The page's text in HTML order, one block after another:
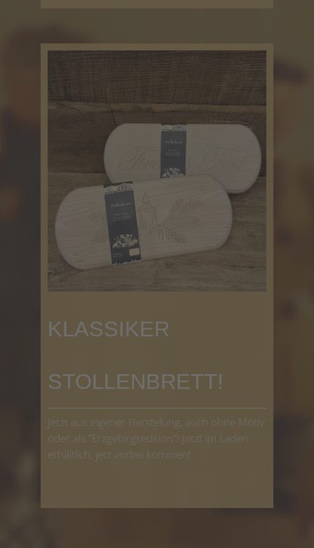
KLASSIKER
STOLLENBRETT!
Jetzt aus eigener Herstelung, auch ohne Motiv
oder als "Erzgebirgsedition"! Jetzt im Laden
erhältlich, jetz vorbei kommen!